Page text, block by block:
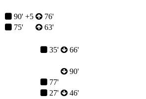
90' +5
76'
75'
63'
35'
66'
90'
77'
27'
46'